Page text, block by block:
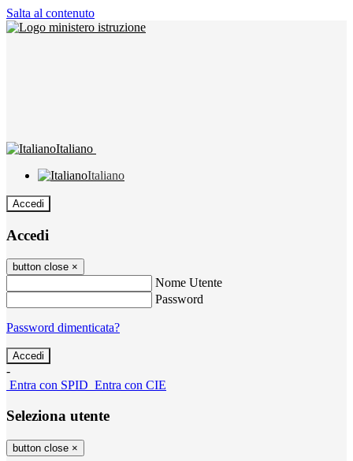
Salta al contenuto
Italiano
Italiano
Accedi
Accedi
button close ×
Nome Utente
Password
Password dimenticata?
-
Entra con SPID Entra con CIE
Seleziona utente
button close ×